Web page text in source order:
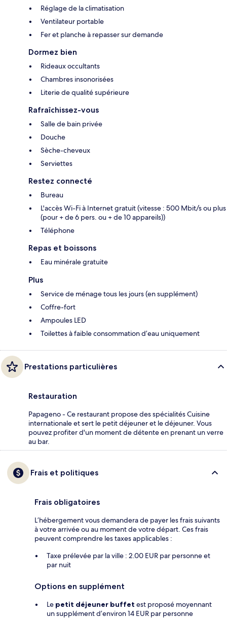
Réglage de la climatisation
Ventilateur portable
Fer et planche à repasser sur demande
Dormez bien
Rideaux occultants
Chambres insonorisées
Literie de qualité supérieure
Rafraîchissez-vous
Salle de bain privée
Douche
Sèche-cheveux
Serviettes
Restez connecté
Bureau
L'accès Wi-Fi à Internet gratuit (vitesse : 500 Mbit/s ou plus
(pour + de 6 pers. ou + de 10 appareils))
Téléphone
Repas et boissons
Eau minérale gratuite
Plus
Service de ménage tous les jours (en supplément)
Coffre-fort
Ampoules LED
Toilettes à faible consommation d’eau uniquement
Prestations particulières
Restauration
Papageno - Ce restaurant propose des spécialités Cuisine
internationale et sert le petit déjeuner et le déjeuner. Vous
pouvez profiter d'un moment de détente en prenant un verre
au bar.
Frais et politiques
Frais obligatoires
L’hébergement vous demandera de payer les frais suivants
à votre arrivée ou au moment de votre départ. Ces frais
peuvent comprendre les taxes applicables :
Taxe prélevée par la ville : 2.00 EUR par personne et
par nuit
Options en supplément
Le petit déjeuner buffet est proposé moyennant
un supplément d’environ 14 EUR par personne